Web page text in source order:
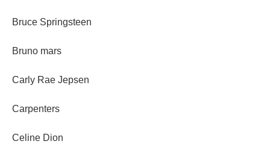
Bruce Springsteen
Bruno mars
Carly Rae Jepsen
Carpenters
Celine Dion